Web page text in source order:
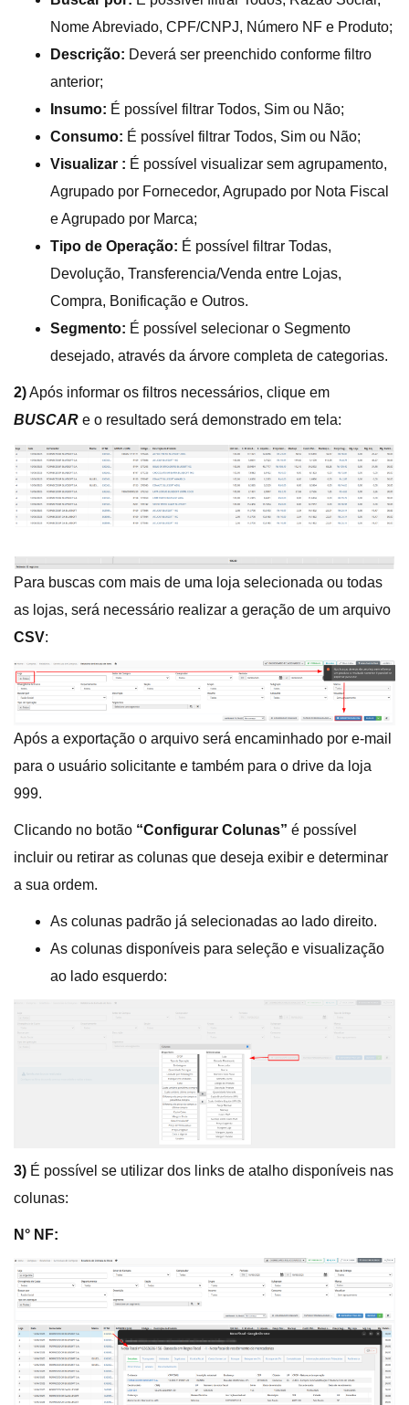
Nome Abreviado, CPF/CNPJ, Número NF e Produto;
Descrição: Deverá ser preenchido conforme filtro
anterior;
Insumo: É possível filtrar Todos, Sim ou Não;
Consumo: É possível filtrar Todos, Sim ou Não;
Visualizar : É possível visualizar sem agrupamento,
Agrupado por Fornecedor, Agrupado por Nota Fiscal
e Agrupado por Marca;
Tipo de Operação: É possível filtrar Todas,
Devolução, Transferencia/Venda entre Lojas,
Compra, Bonificação e Outros.
Segmento: É possível selecionar o Segmento
desejado, através da árvore completa de categorias.
2)Após informar os filtros necessários, clique em
BUSCAR e o resultado será demonstrado em tela:
Para buscas com mais de uma loja selecionada ou todas
as lojas, será necessário realizar a geração de um arquivo
CSV:
Após a exportação o arquivo será encaminhado por e-mail
para o usuário solicitante e também para o drive da loja
999.
Clicando no botão “Configurar Colunas” é possível
incluir ou retirar as colunas que deseja exibir e determinar
a sua ordem.
As colunas padrão já selecionadas ao lado direito.
As colunas disponíveis para seleção e visualização
ao lado esquerdo:
3) É possível se utilizar dos links de atalho disponíveis nas
colunas:
N° NF: